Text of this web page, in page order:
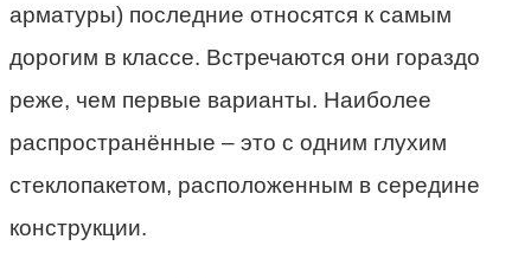
арматуры) последние относятся к самым
дорогим в классе. Встречаются они гораздо
реже, чем первые варианты. Наиболее
распространённые – это с одним глухим
стеклопакетом, расположенным в середине
конструкции.